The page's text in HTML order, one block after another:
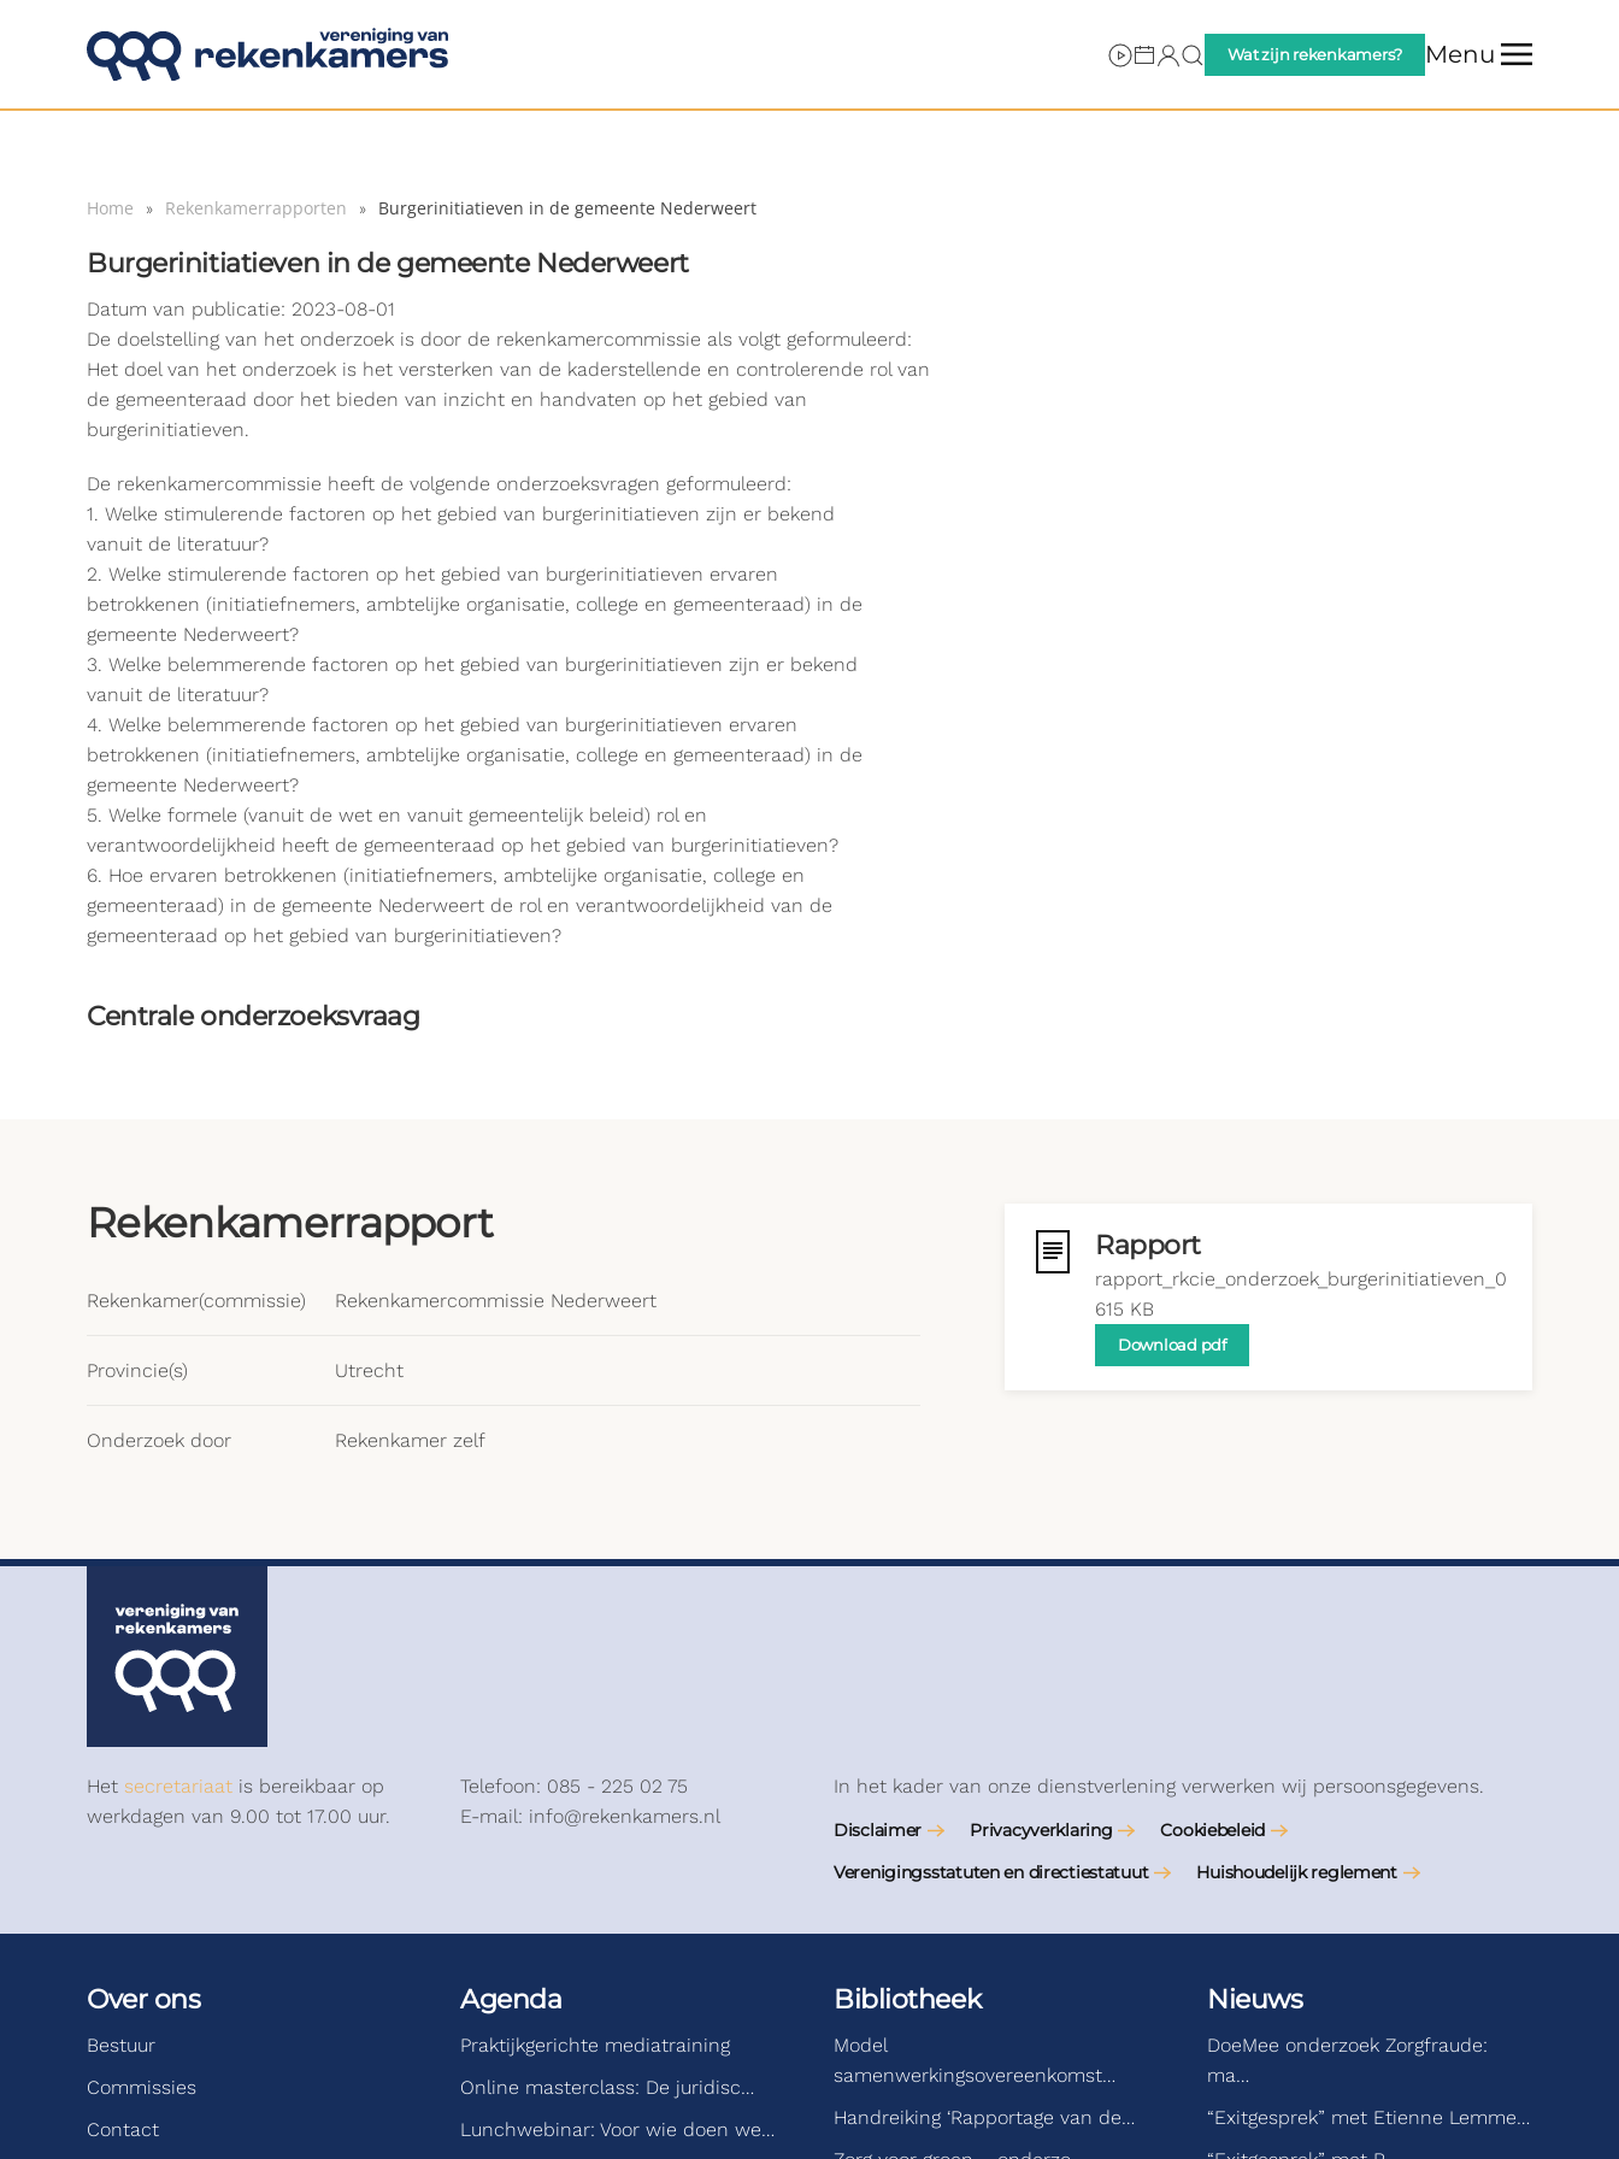
Overslaan en naar de inhoud gaan
Wat zijn rekenkamers? Menu
Home Rekenkamerrapporten Burgerinitiatieven in de gemeente Nederweert
Burgerinitiatieven in de gemeente Nederweert
Datum van publicatie: 2023-08-01
De doelstelling van het onderzoek is door de rekenkamercommissie als volgt geformuleerd:
Het doel van het onderzoek is het versterken van de kaderstellende en controlerende rol van
de gemeenteraad door het bieden van inzicht en handvaten op het gebied van
burgerinitiatieven.
De rekenkamercommissie heeft de volgende onderzoeksvragen geformuleerd:
1. Welke stimulerende factoren op het gebied van burgerinitiatieven zijn er bekend
vanuit de literatuur?
2. Welke stimulerende factoren op het gebied van burgerinitiatieven ervaren
betrokkenen (initiatiefnemers, ambtelijke organisatie, college en gemeenteraad) in de
gemeente Nederweert?
3. Welke belemmerende factoren op het gebied van burgerinitiatieven zijn er bekend
vanuit de literatuur?
4. Welke belemmerende factoren op het gebied van burgerinitiatieven ervaren
betrokkenen (initiatiefnemers, ambtelijke organisatie, college en gemeenteraad) in de
gemeente Nederweert?
5. Welke formele (vanuit de wet en vanuit gemeentelijk beleid) rol en
verantwoordelijkheid heeft de gemeenteraad op het gebied van burgerinitiatieven?
6. Hoe ervaren betrokkenen (initiatiefnemers, ambtelijke organisatie, college en
gemeenteraad) in de gemeente Nederweert de rol en verantwoordelijkheid van de
gemeenteraad op het gebied van burgerinitiatieven?
Centrale onderzoeksvraag
Rekenkamerrapport
Rekenkamer(commissie) Rekenkamercommissie Nederweert
Provincie(s) Utrecht
Onderzoek door Rekenkamer zelf
Rapport
rapport_rkcie_onderzoek_burgerinitiatieven_0
615 KB
Download pdf
Het secretariaat is bereikbaar op
werkdagen van 9.00 tot 17.00 uur.
Telefoon: 085 - 225 02 75
E-mail: info@rekenkamers.nl
In het kader van onze dienstverlening verwerken wij persoonsgegevens.
Disclaimer Privacyverklaring
Cookiebeleid
Verenigingsstatuten en directiestatuut
Huishoudelijk reglement
Over ons
Bestuur
Commissies
Contact
Agenda
Praktijkgerichte mediatraining
Online masterclass: De juridisc…
Lunchwebinar: Voor wie doen we…
Bibliotheek
Model
samenwerkingsovereenkomst…
Handreiking ‘Rapportage van de…
Nieuws
DoeMee onderzoek Zorgfraude:
ma…
“Exitgesprek” met Etienne Lemme…